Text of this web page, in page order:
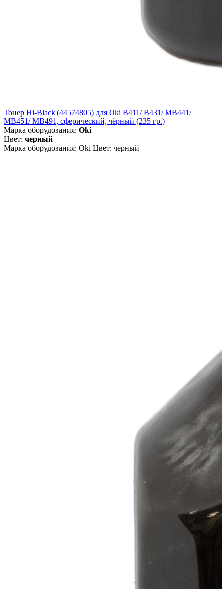
Тонер Hi-Black (44574805) для Oki B411/ B431/ MB441/
MB451/ MB491, сферический, чёрный (235 гр.)
Марка оборудования: Oki
Цвет: черный
Марка оборудования: Oki Цвет: черный